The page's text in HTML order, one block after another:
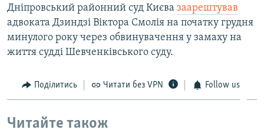
ВІДЕОУРОКИ «ELIFBE»
СВІДЧЕННЯ ОКУПАЦІЇ
УКРАЇНСЬКА ПРОБЛЕМА КРИМУ
Русский
Qırımtatar
Усі сайти RFE/RL
Дніпровський районний суд Києва заарештував
адвоката Дзиндзі Віктора Смолія на початку грудня
минулого року через обвинувачення у замаху на
життя судді Шевченківського суду.
Поділитись Читати без VPN Follow us
Читайте також